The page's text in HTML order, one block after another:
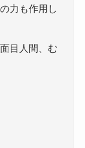
力も作用し
目人間、む